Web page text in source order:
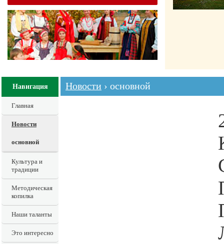
Навигация
Главная
Новости
основной
Культура и
традиции
Методическая
копилка
Наши таланты
Это интересно
Новости › основной